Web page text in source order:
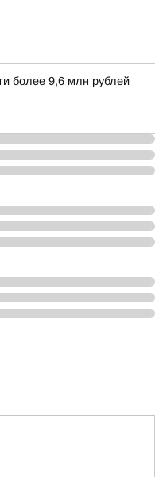
более 9,6 млн рублей